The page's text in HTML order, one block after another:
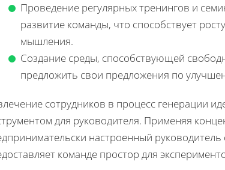
Проведение регулярных тренингов и
развитие команды, что способствует
мышления.
Создание среды, способствующей
предложить свои предложения по
сотрудников в процесс генерации
для руководителя. Применяя
настроенный
команде простор для